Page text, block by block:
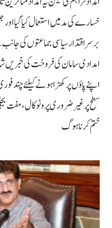
خسارے کی مد میں استعمال کیا گیا اور
برسراقتدار سیاسی جماعتوں کی جانب
امدادی سامان کی فروخت کی خبریں
اپنے پاؤں پر کھڑا ہونے کیلئے چند
سطح پر غیرضروری پروٹوکال، مفت
ختم کرنا ہوگ